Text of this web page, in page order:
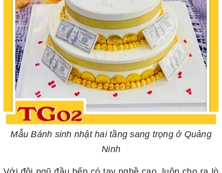
Mẫu Bánh sinh nhật hai tầng sang trọng ở Quảng
Ninh